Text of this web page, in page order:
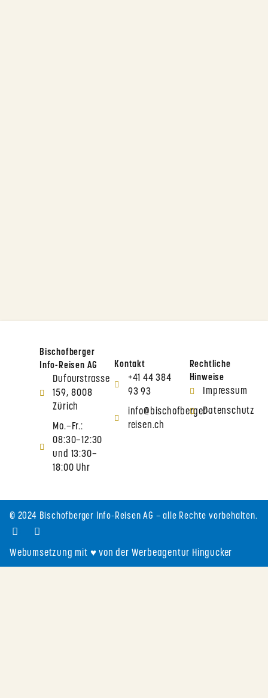
Bischofberger
Info-Reisen AG
Dufourstrasse
159, 8008
Zürich
Mo.–Fr.:
08:30–12:30
und 13:30–
18:00 Uhr
Kontakt
+41 44 384
93 93
info@bischofberger-
reisen.ch
Rechtliche
Hinweise
Impressum
Datenschutz
© 2024 Bischofberger Info-Reisen AG – alle Rechte vorbehalten.
Webumsetzung mit ♥ von der Werbeagentur Hingucker